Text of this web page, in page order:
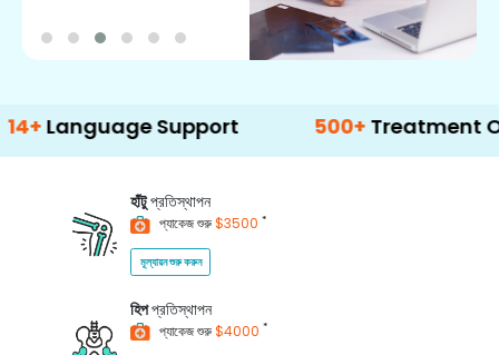
Support Treatment Options
হাঁটুপ্রতিস্থাপন
প্যাকেজ শুরু$3500 *
মূল্যায়ন শুরু করুন
হিপপ্রতিস্থাপন
প্যাকেজ শুরু$4000 *